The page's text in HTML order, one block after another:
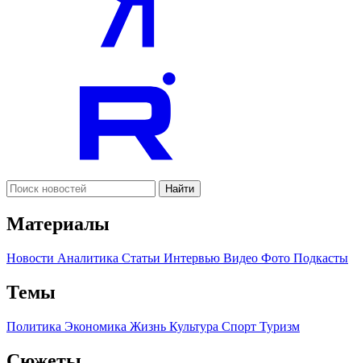
Найти
Материалы
Новости Аналитика Статьи Интервью Видео Фото Подкасты
Темы
Политика Экономика Жизнь Культура Спорт Туризм